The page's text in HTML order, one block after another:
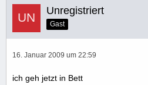
Unregistriert
Gast
16. Januar 2009 um 22:59
ich geh jetzt in Bett